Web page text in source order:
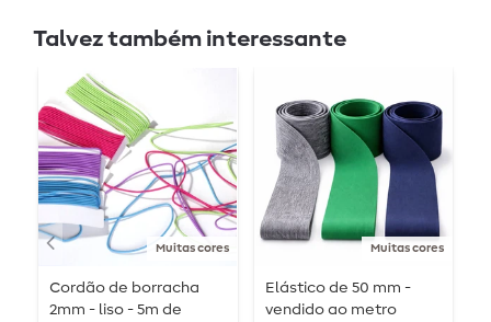
Talvez também interessante
Muitas cores
Cordão de borracha
2mm - liso - 5m de
Muitas cores
Elástico de 50 mm -
vendido ao metro